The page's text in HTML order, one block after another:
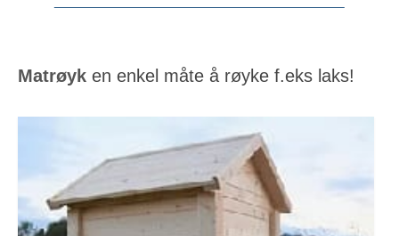
Matrøyk en enkel måte å røyke f.eks laks!